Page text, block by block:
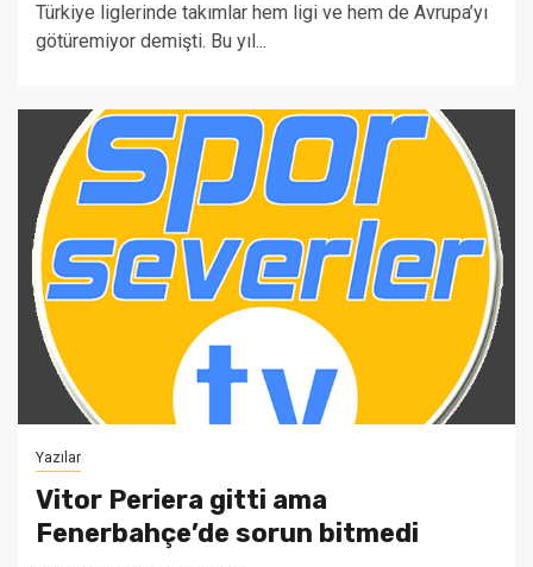
Türkiye liglerinde takımlar hem ligi ve hem de Avrupa’yı
götüremiyor demişti. Bu yıl...
Yazılar
Vitor Periera gitti ama
Fenerbahçe’de sorun bitmedi